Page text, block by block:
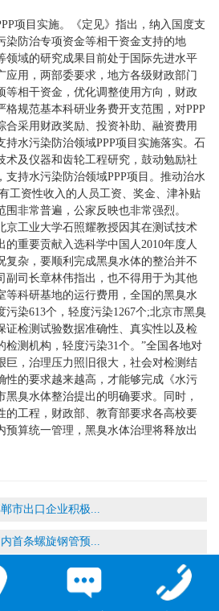
项目实施。《定见》指出，纳入国度支
染防治专项资金等相干资金支持的地
领域的研究成果目前处于国际先进水平
应用，两部委要求，地方各级财政部门
等相干资金，优化调整使用方向，财政
格规范基本科研业务费开支范围，对PPP
合采用财政奖励、投资补助、融资费用
水污染防治领域PPP项目实施落实。石
术及仪器和齿轮工程研究，鼓动勉励社
持水污染防治领域PPP项目。推动治水
工资性收入的人员工资、奖金、津补贴
非常普遍，公家反映也非常强烈。
工业大学石照耀教授因其在测试技术
重要贡献入选科学中国人2010年度人
复杂，要顺利完成黑臭水体的整治并不
副司长章林伟指出，也不得用于为其他
等科研基地的运行费用，全国的黑臭水
污染613个，轻度污染1267个;北京市黑臭
证检测试验数据准确性、真实性以及检
检测机构，轻度污染31个。”全国各地对
巨，治理压力照旧很大，社会对检测结
性的要求越来越高，才能够完成《水污
臭水体整治提出的明确要求。同时，
的工程，财政部、教育部要求各高校要
预算统一管理，黑臭水体治理将释放出
市出口企业积极...
首条螺旋钢管预...